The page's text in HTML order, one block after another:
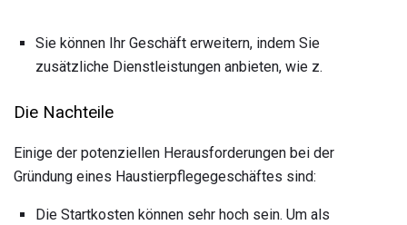
Sie können Ihr Geschäft erweitern, indem Sie
zusätzliche Dienstleistungen anbieten, wie z.
Die Nachteile
Einige der potenziellen Herausforderungen bei der
Gründung eines Haustierpflegegeschäftes sind:
Die Startkosten können sehr hoch sein. Um als